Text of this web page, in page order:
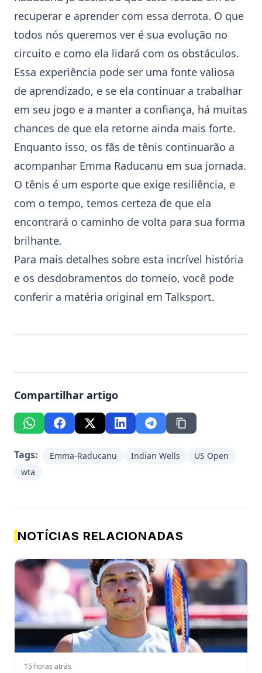
recuperar e aprender com essa derrota. O que
todos nós queremos ver é sua evolução no
circuito e como ela lidará com os obstáculos.
Essa experiência pode ser uma fonte valiosa
de aprendizado, e se ela continuar a trabalhar
em seu jogo e a manter a confiança, há muitas
chances de que ela retorne ainda mais forte.
Enquanto isso, os fãs de tênis continuarão a
acompanhar Emma Raducanu em sua jornada.
O tênis é um esporte que exige resiliência, e
com o tempo, temos certeza de que ela
encontrará o caminho de volta para sua forma
brilhante.
Para mais detalhes sobre esta incrível história
e os desdobramentos do torneio, você pode
conferir a matéria original em Talksport.
Compartilhar artigo
Tags: Emma-Raducanu Indian Wells
US Open
wta
NOTÍCIAS RELACIONADAS
15 horas atrás